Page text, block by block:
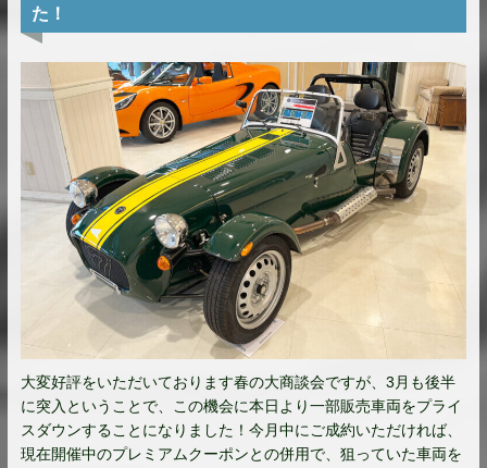
た！
大変好評をいただいております春の大商談会ですが、3月も後半
に突入ということで、この機会に本日より一部販売車両をプライ
スダウンすることになりました！今月中にご成約いただければ、
現在開催中のプレミアムクーポンとの併用で、狙っていた車両を